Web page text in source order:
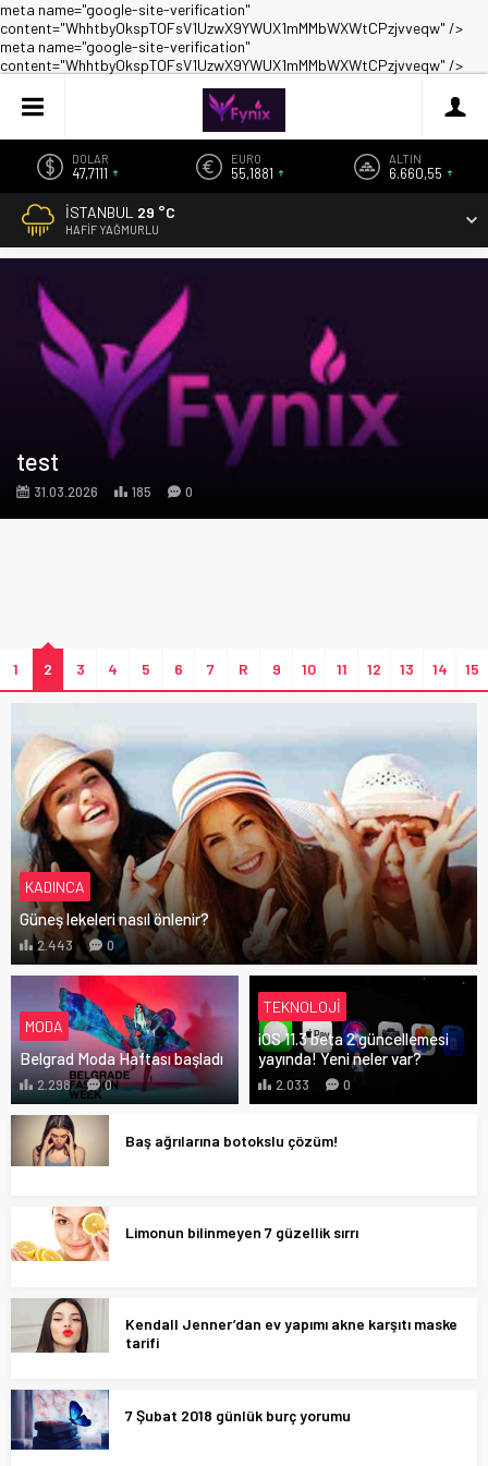
meta name="google-site-verification"
content="WhhtbyOkspTOFsV1UzwX9YWUX1mMMbWXWtCPzjvveqw" />
meta name="google-site-verification"
content="WhhtbyOkspTOFsV1UzwX9YWUX1mMMbWXWtCPzjvveqw" />
DOLAR
47,7111
EURO
55,1881
ALTIN
6.660,55
İSTANBUL 29 °C
HAFIF YAĞMURLU
test
31.03.2026 185 0
1 2 3 4 5 6 7 R 9 10 11 12 13 14 15
KADINCA
Güneş lekeleri nasıl önlenir?
2.443 0
MODA
Belgrad Moda Haftası başladı
2.298 0
TEKNOLOJI
iOS 11.3 beta 2 güncellemesi
yayında! Yeni neler var?
2.033 0
Baş ağrılarına botokslu çözüm!
Limonun bilinmeyen 7 güzellik sırrı
Kendall Jenner’dan ev yapımı akne karşıtı maske
tarifi
7 Şubat 2018 günlük burç yorumu